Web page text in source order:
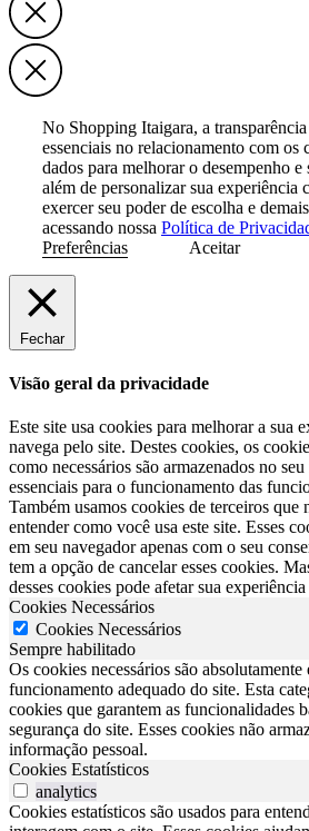
No Shopping Itaigara, a transparência
essenciais no relacionamento com os
dados para melhorar o desempenho e
além de personalizar sua experiência
exercer seu poder de escolha e
acessando nossa Política de
Preferências
Aceitar
Fechar
Visão geral da privacidade
Este site usa cookies para melhorar a sua
navega pelo site. Destes cookies, os
como necessários são armazenados no
essenciais para o funcionamento das
Também usamos cookies de terceiros que
entender como você usa este site. Esses
em seu navegador apenas com o seu
tem a opção de cancelar esses cookies.
desses cookies pode afetar sua
Cookies Necessários
Cookies Necessários
Sempre habilitado
Os cookies necessários são absolutamente
funcionamento adequado do site. Esta
cookies que garantem as funcionalidades
segurança do site. Esses cookies não
informação pessoal.
Cookies Estatísticos
analytics
Cookies estatísticos são usados para